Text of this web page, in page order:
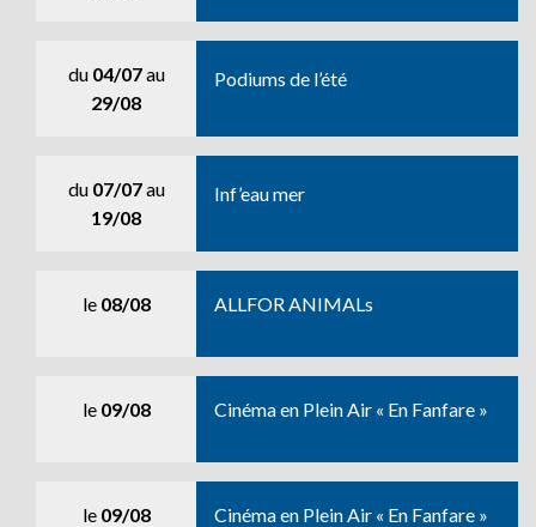
du 04/07au
29/08
Podiums de l’été
du 07/07au
19/08
Inf’eau mer
le 08/08 ALLFOR ANIMALs
le 09/08 Cinéma en Plein Air « En Fanfare »
le 09/08 Cinéma en Plein Air « En Fanfare »